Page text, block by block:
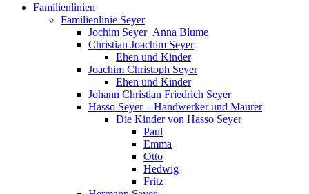
Familienlinien
Familienlinie Seyer
Jochim Seyer_Anna Blume
Christian Joachim Seyer
Ehen und Kinder
Joachim Christoph Seyer
Ehen und Kinder
Johann Christian Friedrich Seyer
Hasso Seyer – Handwerker und Maurer
Die Kinder von Hasso Seyer
Paul
Emma
Otto
Hedwig
Fritz